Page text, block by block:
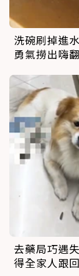
洗碗刷掉進
勇氣撈出嗨
去藥局巧遇
得全家人跟